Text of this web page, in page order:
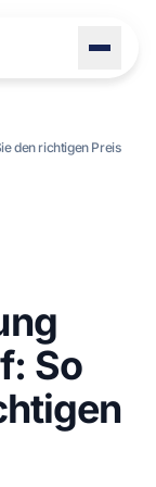
den richtigen Preis
So